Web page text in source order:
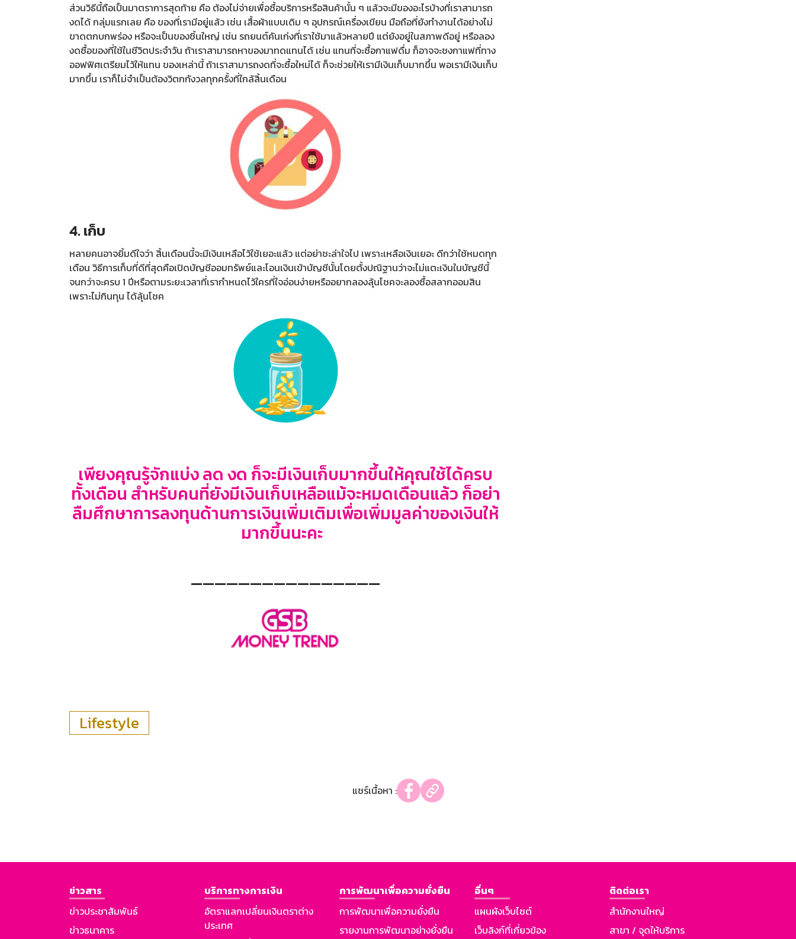
ส่วนวิธีนี้ถือเป็นมาตราการสุดท้าย คือ ต้องไม่จ่ายเพื่อซื้อบริการหรือสินค้านั้น ๆ แล้วจะมีของอะไรบ้างที่เราสามารถ
งดได้ กลุ่มแรกเลย คือ ของที่เรามีอยู่แล้ว เช่น เสื้อผ้าแบบเดิม ๆ อุปกรณ์เครื่องเขียน มือถือที่ยังทำงานได้อย่างไม่
ขาดตกบกพร่อง หรือจะเป็นของชิ้นใหญ่ เช่น รถยนต์คันเก่งที่เราใช้มาแล้วหลายปี แต่ยังอยู่ในสภาพดีอยู่ หรือลอง
งดซื้อของที่ใช้ในชีวิตประจำวัน ถ้าเราสามารถหาของมาทดแทนได้ เช่น แทนที่จะซื้อกาแฟดื่ม ก็อาจจะชงกาแฟที่ทาง
ออฟฟิศเตรียมไว้ให้แทน ของเหล่านี้ ถ้าเราสามารถงดที่จะซื้อใหม่ได้ ก็จะช่วยให้เรามีเงินเก็บมากขึ้น พอเรามีเงินเก็บ
มากขึ้น เราก็ไม่จำเป็นต้องวิตกกังวลทุกครั้งที่ใกล้สิ้นเดือน
4. เก็บ
หลายคนอาจยิ้มดีใจว่า สิ้นเดือนนี้จะมีเงินเหลือไว้ใช้เยอะแล้ว แต่อย่าชะล่าใจไป เพราะเหลือเงินเยอะ ดีกว่าใช้หมดทุก
เดือน วิธีการเก็บที่ดีที่สุดคือเปิดบัญชีออมทรัพย์และโอนเงินเข้าบัญชีนั้นโดยตั้งปณิฐานว่าจะไม่แตะเงินในบัญชีนี้
จนกว่าจะครบ 1 ปีหรือตามระยะเวลาที่เรากำหนดไว้ใครที่ใจอ่อนง่ายหรืออยากลองลุ้นโชคจะลองซื้อสลากออมสิน
เพราะไม่กินทุน ได้ลุ้นโชค
เพียงคุณรู้จักแบ่ง ลด งด ก็จะมีเงินเก็บมากขึ้นให้คุณใช้ได้ครบ
ทั้งเดือน สำหรับคนที่ยังมีเงินเก็บเหลือแม้จะหมดเดือนแล้ว ก็อย่า
ลืมศึกษาการลงทุนด้านการเงินเพิ่มเติมเพื่อเพิ่มมูลค่าของเงินให้
มากขึ้นนะคะ
————————————————
Lifestyle
แชร์เนื้อหา :
ข่าวสาร
ข่าวประชาสัมพันธ์
ข่าวธนาคาร
บริการทางการเงิน
อัตราแลกเปลี่ยนเงินตราต่าง
ประเทศ
การพัฒนาเพื่อความยั่งยืน
การพัฒนาเพื่อความยั่งยืน
รายงานการพัฒนาอย่างยั่งยืน
อื่นๆ
แผนผังเว็บไซต์
เว็บลิงก์ที่เกี่ยวข้อง
ติดต่อเรา
สำนักงานใหญ่
สาขา / จุดให้บริการ